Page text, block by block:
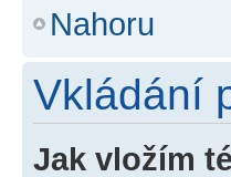
Nahoru
Vkládání
Jak vložím